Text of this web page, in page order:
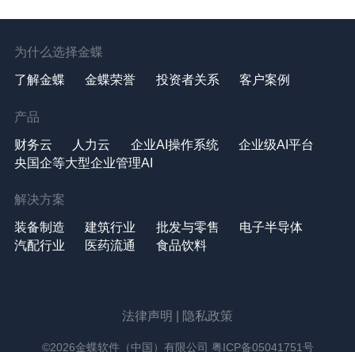
为什么选择金蝶
了解金蝶 金蝶荣誉 投资者关系 客户案例
产品
财务云 人力云 企业AI操作系统
企业级AI平台
央国企等大型企业管理AI
解决方案
装备制造 建筑行业 批发与零售
电子半导体
汽配行业
医药流通 食品饮料
法律声明 隐私政策
©2026金蝶软件（中国）有限公司 粤ICP备05041751号